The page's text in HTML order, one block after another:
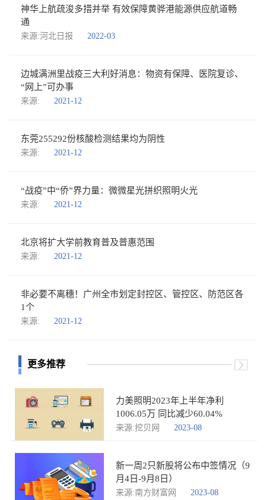
神华上航疏浚多措并举 有效保障黄骅港能源供应航道畅
通
来源:河北日报 2022-03
边城满洲里战疫三大利好消息：物资有保障、医院复诊、
“网上”可办事
来源: 2021-12
东莞255292份核酸检测结果均为阴性
来源: 2021-12
“战疫”中“侨”界力量：微微星光拼织照明火光
来源: 2021-12
北京将扩大学前教育普及普惠范围
来源: 2021-12
非必要不离穗！广州全市划定封控区、管控区、防范区各
1个
来源: 2021-12
更多推荐
力美照明2023年上半年净利
1006.05万 同比减少60.04%
来源:挖贝网 2023-08
新一周2只新股将公布中签情况（9
月4日-9月8日）
来源:南方财富网 2023-08